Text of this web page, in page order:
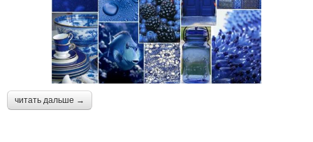
читать дальше →